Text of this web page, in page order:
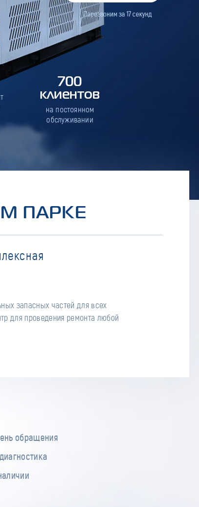
Перезвоним за 17секунд
700
клиентов
на постоянном
обслуживании
ПАРКЕ
запасных частей для всех
для проведения ремонта любой
обращения